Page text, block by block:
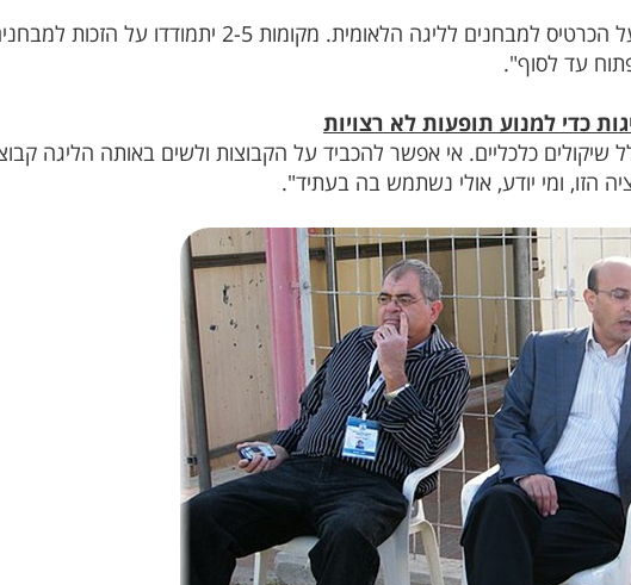
"נכון, לכן השנה החלטנו על פלייאוף על הכרטיס למבחנים לליגה
עד לסוף".
כדי למנוע תופעות לא רצויות
שיקולים כלכליים. אי אפשר להכביד על הקבוצות ולשים באותה הליגה
הזו, ומי יודע, אולי נשתמש בה בעתיד".